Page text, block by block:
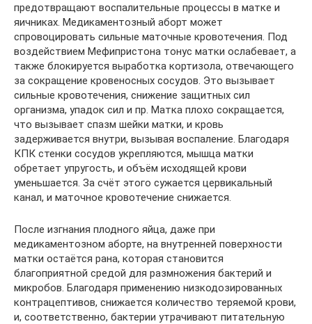
предотвращают воспалительные процессы в матке и
яичниках. Медикаментозный аборт может
спровоцировать сильные маточные кровотечения. Под
воздействием Мефипристона тонус матки ослабевает, а
также блокируется выработка кортизола, отвечающего
за сокращение кровеносных сосудов. Это вызывает
сильные кровотечения, снижение защитных сил
организма, упадок сил и пр. Матка плохо сокращается,
что вызывает спазм шейки матки, и кровь
задерживается внутри, вызывая воспаление. Благодаря
КПК стенки сосудов укрепляются, мышца матки
обретает упругость, и объём исходящей крови
уменьшается. За счёт этого сужается цервикальный
канал, и маточное кровотечение снижается.
После изгнания плодного яйца, даже при
медикаментозном аборте, на внутренней поверхности
матки остаётся рана, которая становится
благоприятной средой для размножения бактерий и
микробов. Благодаря применению низкодозированных
контрацептивов, снижается количество теряемой крови,
и, соответственно, бактерии утрачивают питательную